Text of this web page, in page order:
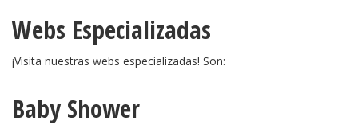
Webs Especializadas
¡Visita nuestras webs especializadas! Son:
Baby Shower